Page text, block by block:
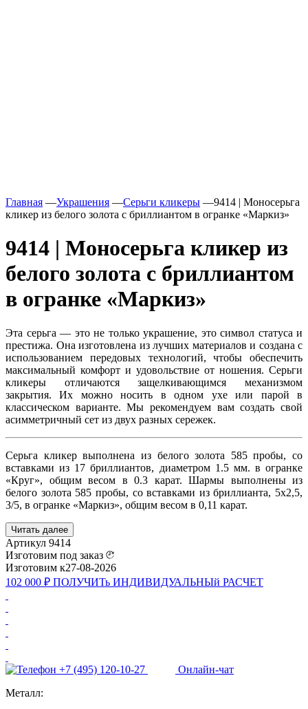
Главная —Украшения —Серьги кликеры —9414 | Моносерьга
кликер из белого золота с бриллиантом в огранке «Маркиз»
9414 | Моносерьга кликер из
белого золота с бриллиантом
в огранке «Маркиз»
Эта серьга — это не только украшение, это символ статуса и
престижа. Она изготовлена из лучших материалов и создана с
использованием передовых технологий, чтобы обеспечить
максимальный комфорт и удовольствие от ношения. Серьги
кликеры отличаются защелкивающимся механизмом
закрытия. Их можно носить в одном ухе или парой в
классическом варианте. Мы рекомендуем вам создать свой
асимметричный сет из двух разных сережек.
Серьга кликер выполнена из белого золота 585 пробы, со
вставками из 17 бриллиантов, диаметром 1.5 мм. в огранке
«Круг», общим весом в 0.3 карат. Шармы выполнены из
белого золота 585 пробы, со вставками из бриллианта, 5x2,5,
3/5, в огранке «Маркиз», общим весом в 0,11 карат.
Читать далее
Артикул 9414
Изготовим под заказ
Изготовим к27-08-2026
102 000 ₽ ПОЛУЧИТь ИНДИВИДУАЛЬНЫй РАСЧЕТ
+7 (495) 120-10-27
Онлайн-чат
Металл: